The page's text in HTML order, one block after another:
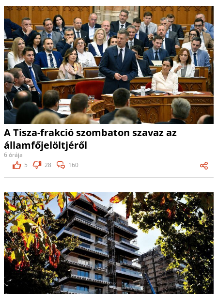
A Tisza-frakció szombaton szavaz az
államfőjelöltjéről
6 órája
5
28 160